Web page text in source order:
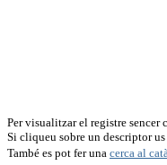
Per visualitzar el registre
Si cliqueu sobre un descriptor us
També es pot fer una cerca al